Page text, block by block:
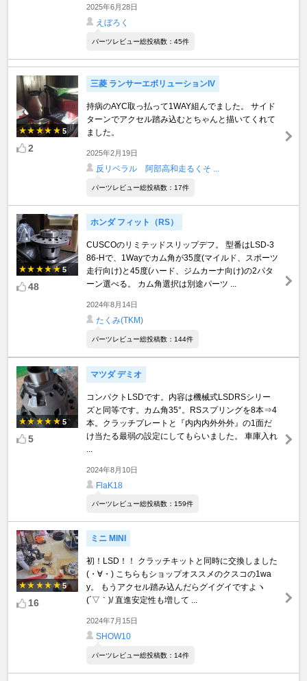
2025年6月28日
えぼろく
パーツレビュー総投稿数：45件
5
2
三菱 ランサーエボリューションIV
持病のAYC取っ払って1WAY組んでました。 サイド
ターンでアクセル踏み込むとちゃんと描いてくれて
ました。
2025年2月19日
反リベラル 阿部高和走るくそ ...
パーツレビュー総投稿数：17件
5
48
ホンダ フィット（RS）
CUSCOのリミテッドスリップデフ。 型番はLSD-3
86-Hで、1Wayでカム角が35度(マイルド、スポーツ
走行向け)と45度(ハード、ジムカーナ向け)の2パタ
ーン選べる。 カム角選択は別途パーツ ...
2024年8月14日
たくみ(TKM)
パーツレビュー総投稿数：144件
5
5
マツダ デミオ
コンパクトLSDです。内容は機械式LSDRSシリー
ズと同等です。カム角35°。RSスプリングを8本⇒4
本。クラッチプレートと『内内内外外外』の1面だ
け当たる最弱の設定にしてもらいました。 車庫入れ
2024年8月10日
FlaK18
パーツレビュー総投稿数：159件
5
16
ミニ MINI
初！LSD！！ クラッチキットと同時に交換しました
(・∀・) こちらもショップオススメのクスコの1wa
y。 もうアクセル踏み込んだらグイグイですよヽ
(´▽｀)/ 直進安定性も増して ...
2024年7月15日
SHOW10
パーツレビュー総投稿数：14件